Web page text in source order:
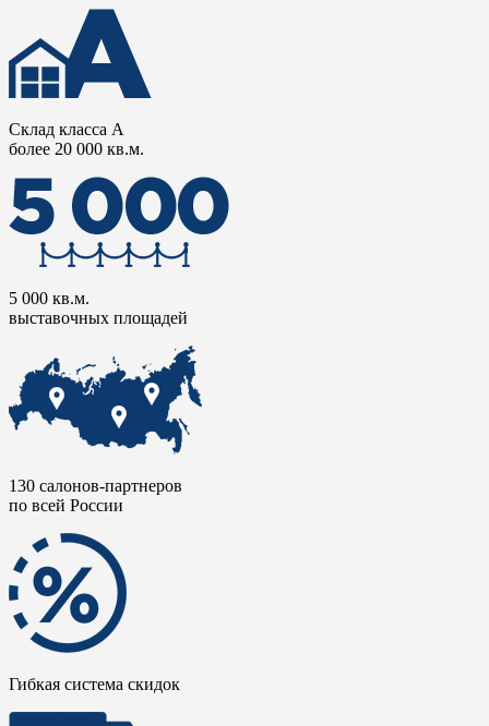
Склад класса А
более 20 000 кв.м.
5 000 кв.м.
выставочных площадей
130 салонов-партнеров
по всей России
Гибкая система скидок